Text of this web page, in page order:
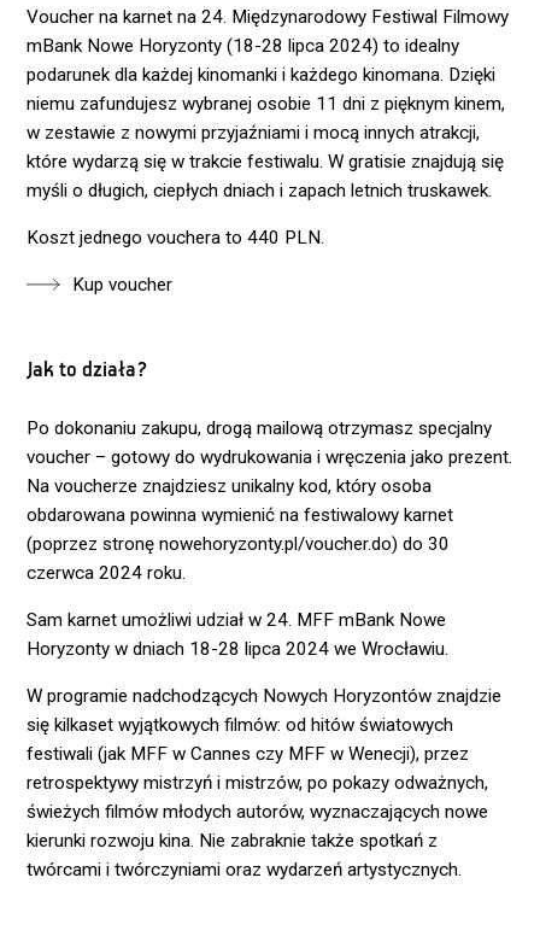
Voucher na karnet na 24. Międzynarodowy Festiwal Filmowy
mBank Nowe Horyzonty (18-28 lipca 2024) to idealny
podarunek dla każdej kinomanki i każdego kinomana. Dzięki
niemu zafundujesz wybranej osobie 11 dni z pięknym kinem,
w zestawie z nowymi przyjaźniami i mocą innych atrakcji,
które wydarzą się w trakcie festiwalu. W gratisie znajdują się
myśli o długich, ciepłych dniach i zapach letnich truskawek.
Koszt jednego vouchera to 440 PLN.
Kup voucher
Jak to działa?
Po dokonaniu zakupu, drogą mailową otrzymasz specjalny
voucher – gotowy do wydrukowania i wręczenia jako prezent.
Na voucherze znajdziesz unikalny kod, który osoba
obdarowana powinna wymienić na festiwalowy karnet
(poprzez stronę nowehoryzonty.pl/voucher.do) do 30
czerwca 2024 roku.
Sam karnet umożliwi udział w 24. MFF mBank Nowe
Horyzonty w dniach 18-28 lipca 2024 we Wrocławiu.
W programie nadchodzących Nowych Horyzontów znajdzie
się kilkaset wyjątkowych filmów: od hitów światowych
festiwali (jak MFF w Cannes czy MFF w Wenecji), przez
retrospektywy mistrzyń i mistrzów, po pokazy odważnych,
świeżych filmów młodych autorów, wyznaczających nowe
kierunki rozwoju kina. Nie zabraknie także spotkań z
twórcami i twórczyniami oraz wydarzeń artystycznych.